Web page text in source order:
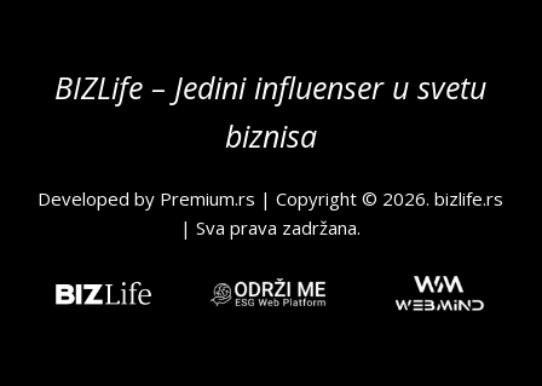
BIZLife – Jedini influenser u svetu
biznisa
Developed by Premium.rs | Copyright © 2026.bizlife.rs
| Sva prava zadržana.